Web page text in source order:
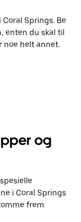
Springs. Be
enten du skal til
noe helt annet.
og
i Coral Springs
frem